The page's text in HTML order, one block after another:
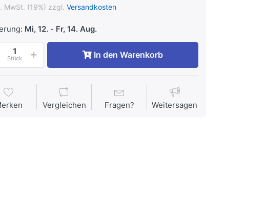
MwSt. (19%) zzgl. Versandkosten
Mi, 12.- Fr, 14. Aug.
Stück In den Warenkorb
Vergleichen Fragen? Weitersagen